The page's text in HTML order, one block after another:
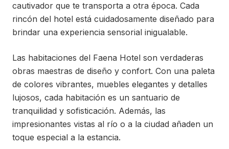
cautivador que te transporta a otra época. Cada
rincón del hotel está cuidadosamente diseñado para
brindar una experiencia sensorial inigualable.
Las habitaciones del Faena Hotel son verdaderas
obras maestras de diseño y confort. Con una paleta
de colores vibrantes, muebles elegantes y detalles
lujosos, cada habitación es un santuario de
tranquilidad y sofisticación. Además, las
impresionantes vistas al río o a la ciudad añaden un
toque especial a la estancia.